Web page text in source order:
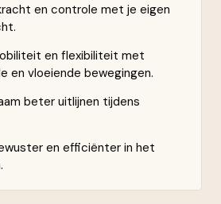
en controle met je eigen
en flexibiliteit met
en vloeiende bewegingen.
beter uitlijnen tijdens
en efficiënter in het